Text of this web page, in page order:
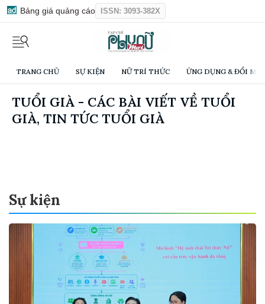
Bảng giá quảng cáo ISSN: 3093-382X
TRANG CHỦ SỰ KIỆN NỮ TRÍ THỨC ỨNG DỤNG & ĐỔI
TUỔI GIÀ - CÁC BÀI VIẾT VỀ TUỔI
GIÀ, TIN TỨC TUỔI GIÀ
Sự kiện